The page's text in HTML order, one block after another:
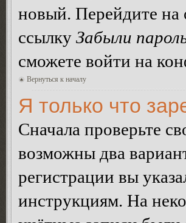
новый. Перейдите на
ссылку Забыли
сможете войти на
Вернуться к началу
Я только что
Сначала проверьте
возможны два
регистрации вы
инструкциям. На